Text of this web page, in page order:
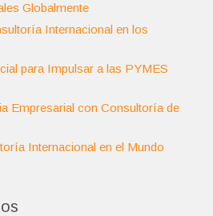
Globalmente
Internacional en los
para Impulsar a las PYMES
Empresarial con Consultoría de
Internacional en el Mundo